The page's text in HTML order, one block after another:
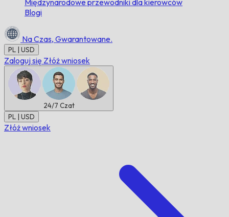
Międzynarodowe przewodniki dla kierowców
Blogi
Na Czas, Gwarantowane.
PL | USD
Zaloguj się Złóż wniosek
24/7 Czat
PL | USD
Złóż wniosek